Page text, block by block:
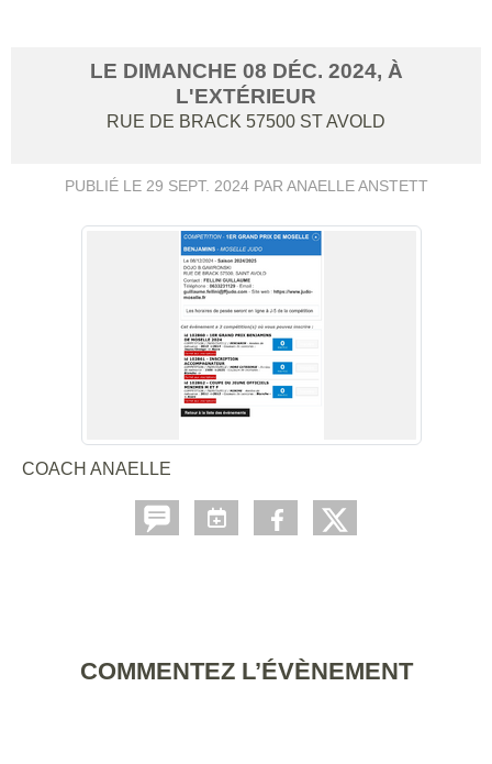
LE DIMANCHE 08 DÉC. 2024, À
L'EXTÉRIEUR
RUE DE BRACK 57500 ST AVOLD
PUBLIÉ LE 29 SEPT. 2024PAR ANAELLE ANSTETT
COACH ANAELLE
COMMENTEZ L’ÉVÈNEMENT